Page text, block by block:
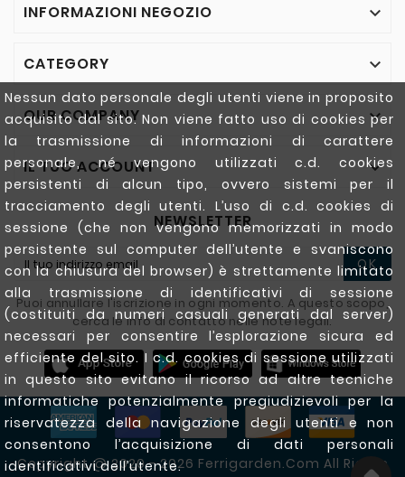
Nessun dato personale degli utenti viene in proposito
acquisito dal sito. Non viene fatto uso di cookies per
la trasmissione di informazioni di carattere
personale, né vengono utilizzati c.d. cookies
persistenti di alcun tipo, ovvero sistemi per il
tracciamento degli utenti. L’uso di c.d. cookies di
sessione (che non vengono memorizzati in modo
persistente sul computer dell’utente e svaniscono
con la chiusura del browser) è strettamente limitato
alla trasmissione di identificativi di sessione
(costituiti da numeri casuali generati dal server)
necessari per consentire l’esplorazione sicura ed
efficiente del sito. I c.d. cookies di sessione utilizzati
in questo sito evitano il ricorso ad altre tecniche
informatiche potenzialmente pregiudizievoli per la
riservatezza della navigazione degli utenti e non
consentono l’acquisizione di dati personali
identificativi dell’utente.
INFORMAZIONI NEGOZIO 
CATEGORY 
OUR COMPANY 
IL TUO ACCOUNT 
NEWSLETTER
OK
Puoi annullare l'iscrizione in ogni momento. A questo scopo,
cerca le info di contatto nelle note legali.
Copyright @ 2020 - 2026 Ferrigarden.com All Rights